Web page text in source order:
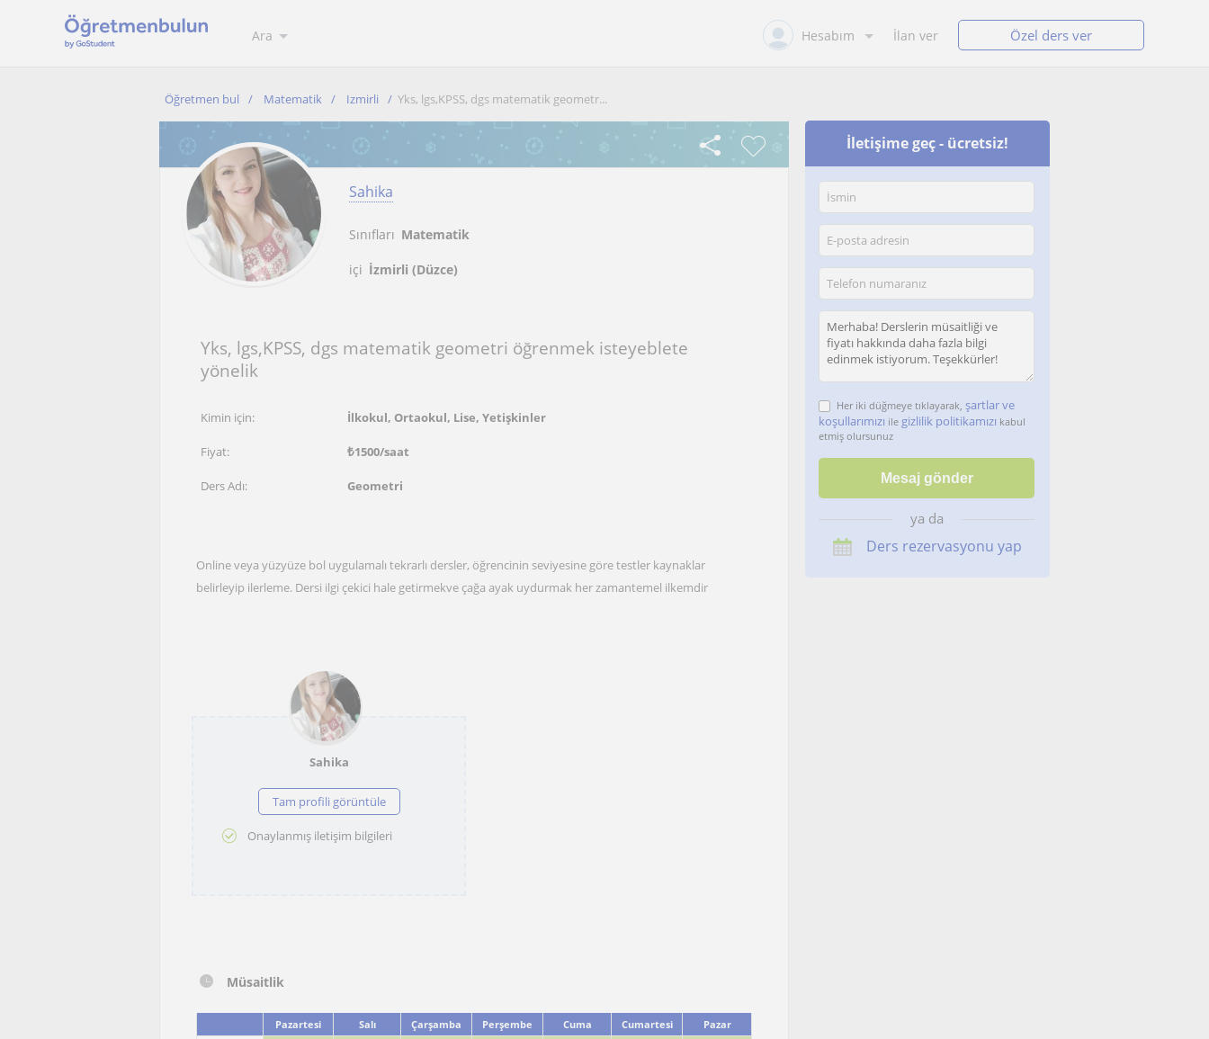
Ara Hesabım İlan ver Özel ders ver
Öğretmen bul Matematik Izmirli Yks, lgs,KPSS, dgs matematik geometr...
Sahika
Sınıfları Matematik
içi İzmirli (Düzce)
Yks, lgs,KPSS, dgs matematik geometri öğrenmek isteyeblete
yönelik
Kimin için: İlkokul, Ortaokul, Lise, Yetişkinler
Fiyat: ₺1500/saat
Ders Adı: Geometri
Online veya yüzyüze bol uygulamalı tekrarlı dersler, öğrencinin seviyesine göre testler kaynaklar
belirleyip ilerleme. Dersi ilgi çekici hale getirmekve çağa ayak uydurmak her zamantemel ilkemdir
Sahika
Tam profili görüntüle
Onaylanmış iletişim bilgileri
Müsaitlik
Pazartesi Salı Çarşamba Perşembe Cuma Cumartesi
Pazar
İletişime geç - ücretsiz!
Her iki düğmeye tıklayarak, şartlar ve
koşullarımızı ile gizlilik politikamızı kabul
etmiş olursunuz
ya da
Ders rezervasyonu yap